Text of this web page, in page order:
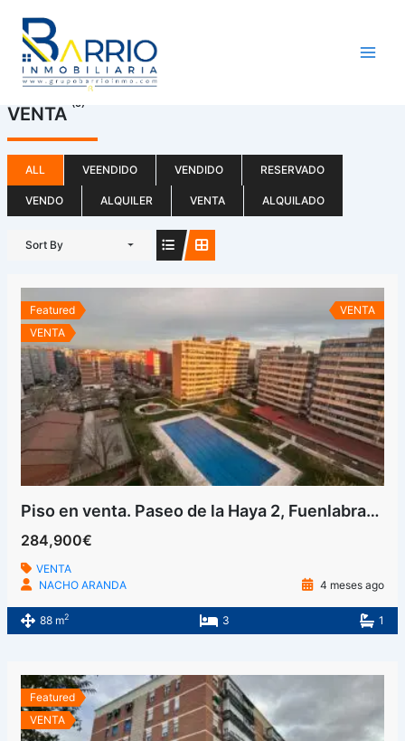
contenido
VENTA (5)
ALL VEENDIDO VENDIDO RESERVADO
VENDO ALQUILER VENTA ALQUILADO
Sort By
Featured
VENTA
VENTA
Piso en venta. Paseo de la Haya 2, Fuenlabrada II – El Molino, Fuenlabrada
284,900€
VENTA
NACHO ARANDA
4 meses ago
88 m2 3 1
Featured
VENTA